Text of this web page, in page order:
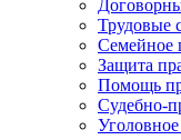
Трудовые
Семейное
Защита
Помощь
Судебно-